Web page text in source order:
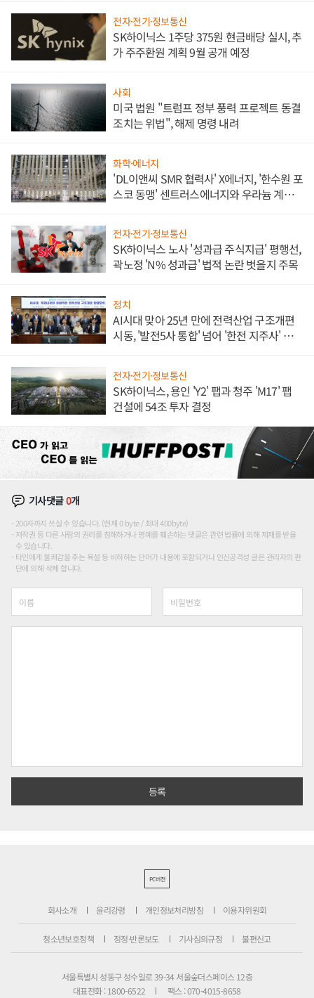
전자·전기·정보통신
SK하이닉스 1주당 375원 현금배당 실시, 추
가 주주환원 계획 9월 공개 예정
사회
미국 법원 "트럼프 정부 풍력 프로젝트 동결
조치는 위법", 해제 명령 내려
화학·에너지
'DL이앤씨 SMR 협력사' X에너지, '한수원 포
스코 동맹' 센트러스에너지와 우라늄 계약
전자·전기·정보통신
SK하이닉스 노사 '성과급 주식지급' 평행선,
곽노정 'N% 성과급' 법적 논란 벗을지 주목
정치
AI시대 맞아 25년 만에 전력산업 구조개편
시동, '발전5사 통합' 넘어 '한전 지주사' 재편
전자·전기·정보통신
SK하이닉스, 용인 'Y2' 팹과 청주 'M17' 팹
건설에 54조 투자 결정
기사댓글0개
200자까지 쓰실 수 있습니다. (현재 0 byte / 최대 400byte)
저작권 등 다른 사람의 권리를 침해하거나 명예를 훼손하는 댓글은 관련 법률에 의해 제재를 받을
수 있습니다.
타인에게 불쾌감을 주는 욕설 등 비하하는 단어가 내용에 포함되거나 인신공격성 글은 관리자의 판
단에 의해 삭제 합니다.
PC버전
회사소개 윤리강령 개인정보처리방침 이용자위원회
청소년보호정책 정정·반론보도 기사심의규정 불편신고
서울특별시 성동구 성수일로 39-34 서울숲더스페이스 12층
대표전화 : 1800-6522
팩스 : 070-4015-8658